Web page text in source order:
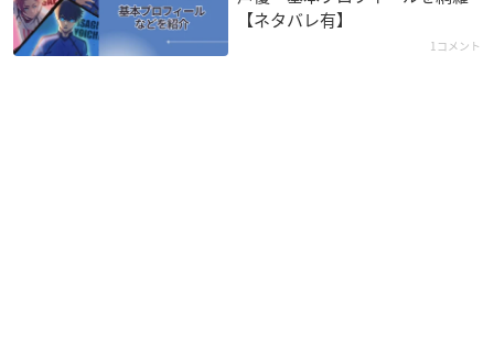
【ネタバレ有】
1コメント